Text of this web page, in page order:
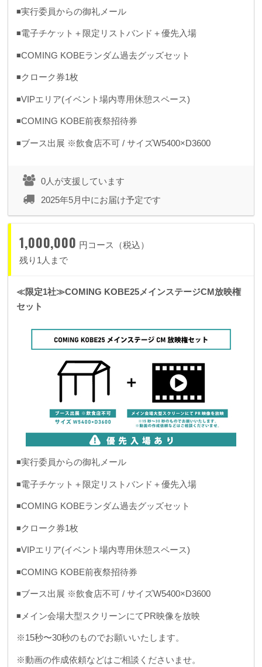
◾️実行委員からの御礼メール
◾️電子チケット＋限定リストバンド＋優先入場
◾️COMING KOBEランダム過去グッズセット
◾️クローク券1枚
◾️VIPエリア(イベント場内専用休憩スペース)
◾️COMING KOBE前夜祭招待券
◾️ブース出展 ※飲食店不可 / サイズW5400×D3600
0人が支援しています
2025年5月中にお届け予定です
1,000,000 円コース（税込）
残り1人まで
≪限定1社≫COMING KOBE25メインステージCM放映権
セット
◾️実行委員からの御礼メール
◾️電子チケット＋限定リストバンド＋優先入場
◾️COMING KOBEランダム過去グッズセット
◾️クローク券1枚
◾️VIPエリア(イベント場内専用休憩スペース)
◾️COMING KOBE前夜祭招待券
◾️ブース出展 ※飲食店不可 / サイズW5400×D3600
◾️メイン会場大型スクリーンにてPR映像を放映
※15秒〜30秒のものでお願いいたします。
※動画の作成依頼などはご相談くださいませ。